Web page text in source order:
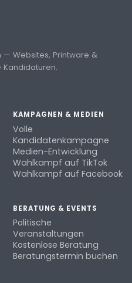
Websites, Printware &
KAMPAGNEN & MEDIEN
Volle
Kandidatenkampagne
Medien-Entwicklung
Wahlkampf auf TikTok
Wahlkampf auf Facebook
BERATUNG & EVENTS
Politische
Veranstaltungen
Kostenlose Beratung
Beratungstermin buchen